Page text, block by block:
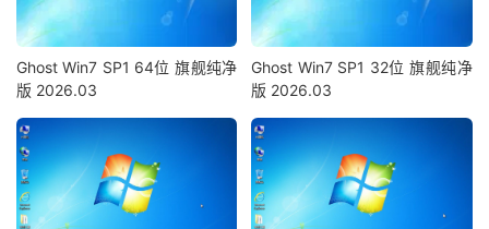
Ghost Win7 SP1 64位 旗舰纯净
版 2026.03
Ghost Win7 SP1 32位 旗舰纯净
版 2026.03